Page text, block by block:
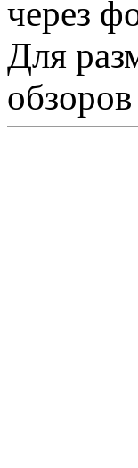
через
Для